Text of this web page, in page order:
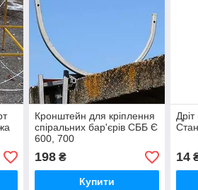
Кронштейн для кріплення
спіральних бар'єрів СББ Є
600, 700
198₴
Купити
14